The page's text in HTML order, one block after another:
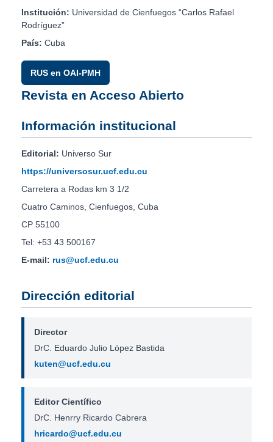
Institución: Universidad de Cienfuegos “Carlos Rafael
Rodríguez”
País: Cuba
RUS en OAI-PMH
Revista en Acceso Abierto
Información institucional
Editorial: Universo Sur
https://universosur.ucf.edu.cu
Carretera a Rodas km 3 1/2
Cuatro Caminos, Cienfuegos, Cuba
CP 55100
Tel: +53 43 500167
E-mail: rus@ucf.edu.cu
Dirección editorial
Director
DrC. Eduardo Julio López Bastida
kuten@ucf.edu.cu
Editor Científico
DrC. Henrry Ricardo Cabrera
hricardo@ucf.edu.cu